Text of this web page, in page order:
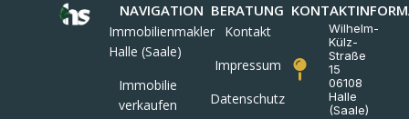
NAVIGATION
Immobilienmakler
Halle (Saale)
Immobilie
verkaufen
BERATUNG
Kontakt
Impressum
Datenschutz
Wilhelm-
Külz-
Straße
15
06108
Halle
(Saale)